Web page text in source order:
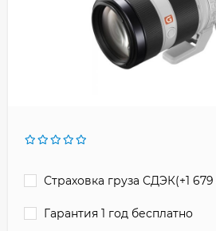
Страховка груза СДЭК(+1 679
Гарантия 1 год бесплатно